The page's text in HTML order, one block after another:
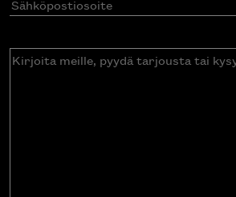
Kirjoita